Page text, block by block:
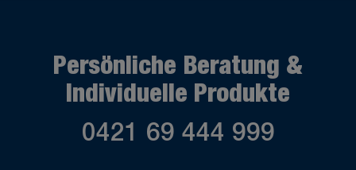
Persönliche Beratung &
Individuelle Produkte
0421 69 444 999